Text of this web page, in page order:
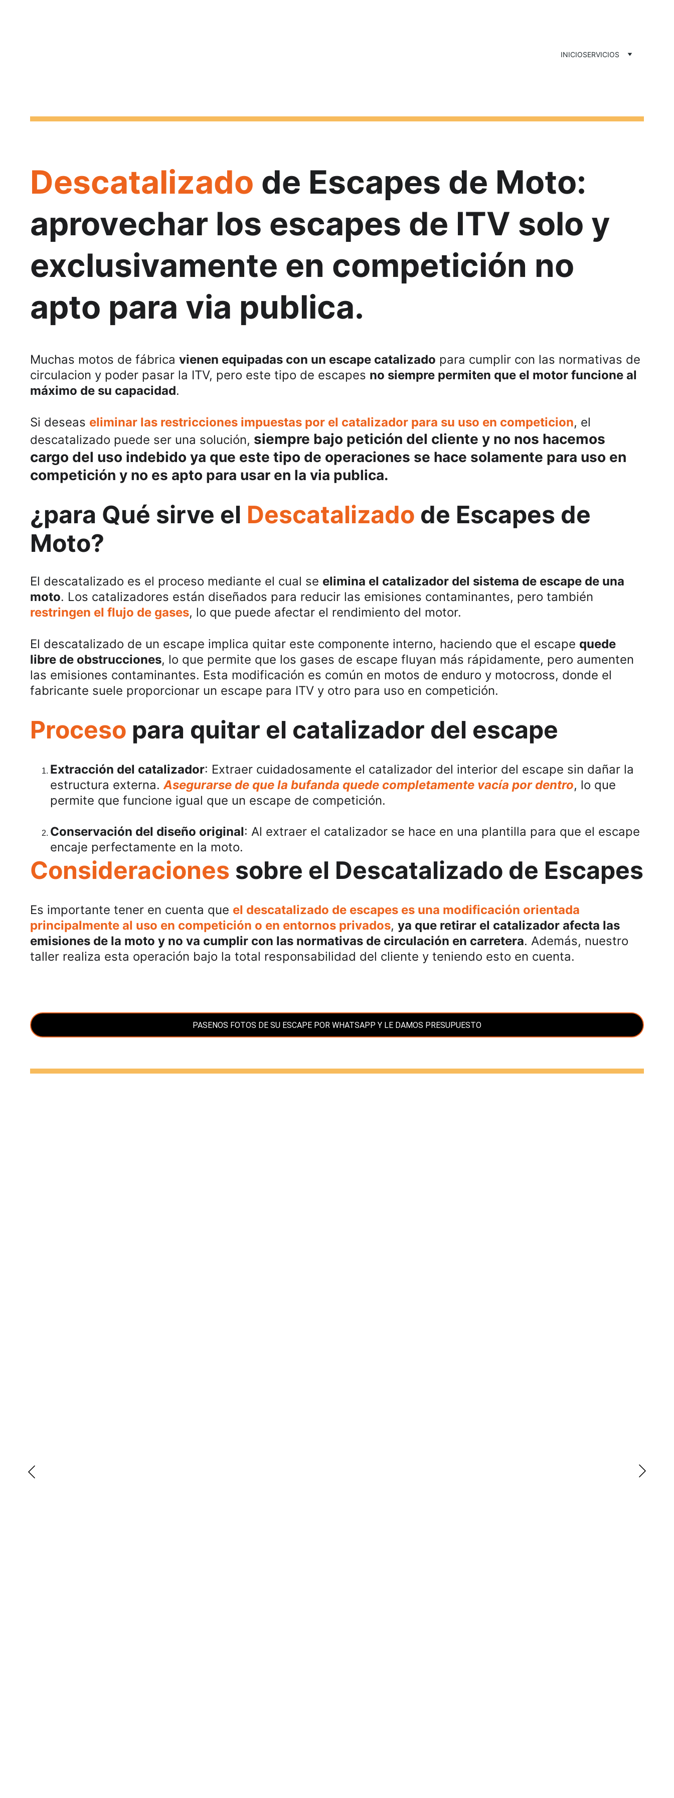
INICIOSERVICIOS
Descatalizado de Escapes de Moto:
aprovechar los escapes de ITV solo y
exclusivamente en competición no
apto para via publica.
Muchas motos de fábrica vienen equipadas con un escape catalizado para cumplir con las normativas de
circulacion y poder pasar la ITV, pero este tipo de escapes no siempre permiten que el motor funcione al
máximo de su capacidad.
Si deseas eliminar las restricciones impuestas por el catalizador para su uso en competicion, el
descatalizado puede ser una solución, siempre bajo petición del cliente y no nos hacemos
cargo del uso indebido ya que este tipo de operaciones se hace solamente para uso en
competición y no es apto para usar en la via publica.
¿para Qué sirve el Descatalizado de Escapes de
Moto?
El descatalizado es el proceso mediante el cual se elimina el catalizador del sistema de escape de una
moto. Los catalizadores están diseñados para reducir las emisiones contaminantes, pero también
restringen el flujo de gases, lo que puede afectar el rendimiento del motor.
El descatalizado de un escape implica quitar este componente interno, haciendo que el escape quede
libre de obstrucciones, lo que permite que los gases de escape fluyan más rápidamente, pero aumenten
las emisiones contaminantes. Esta modificación es común en motos de enduro y motocross, donde el
fabricante suele proporcionar un escape para ITV y otro para uso en competición.
Proceso para quitar el catalizador del escape
Extracción del catalizador: Extraer cuidadosamente el catalizador del interior del escape sin dañar la
estructura externa. Asegurarse de que la bufanda quede completamente vacía por dentro, lo que
permite que funcione igual que un escape de competición.
Conservación del diseño original: Al extraer el catalizador se hace en una plantilla para que el escape
encaje perfectamente en la moto.
Consideraciones sobre el Descatalizado de Escapes
Es importante tener en cuenta que el descatalizado de escapes es una modificación orientada
principalmente al uso en competición o en entornos privados, ya que retirar el catalizador afecta las
emisiones de la moto y no va cumplir con las normativas de circulación en carretera. Además, nuestro
taller realiza esta operación bajo la total responsabilidad del cliente y teniendo esto en cuenta.
PASENOS FOTOS DE SU ESCAPE POR WHATSAPP Y LE DAMOS PRESUPUESTO